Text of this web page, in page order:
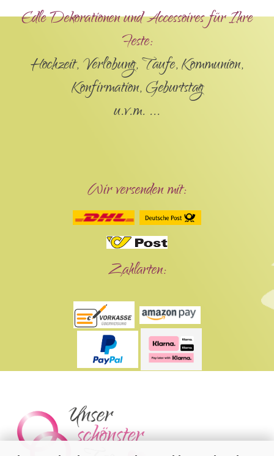
Edle Dekorationen und Accessoires für Ihre
Feste:
Hochzeit, Verlobung, Taufe, Kommunion,
Konfirmation, Geburtstag
u.v.m. ...
Wir versenden mit:
Zahlarten: